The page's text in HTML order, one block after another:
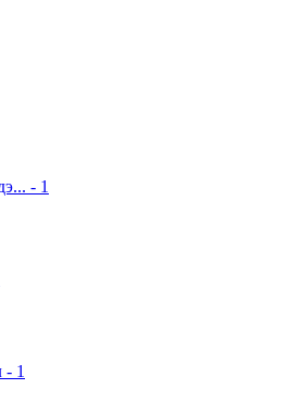
- 1
- 1